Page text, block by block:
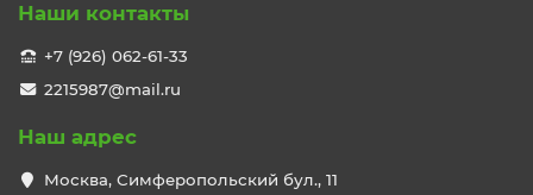
Наши контакты
+7 (926) 062-61-33
2215987@mail.ru
Наш адрес
Москва, Симферопольский бул., 11